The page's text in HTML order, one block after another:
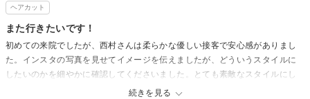
わざわざ口コミを書いて頂ける事が
とても励みになります。ありがとうございます！
またお待ちしております。
ヘアカット
また行きたいです！
続きを見る
初めての来院でしたが、西村さんは柔らかな優しい接客で安心感がありまし
た。インスタの写真を見せてイメージを伝えましたが、どういうスタイルに
したいのかを細やかに確認してくださいました。とても素敵なスタイルにし
ていただき、ありがとうございます！また機会がありましたら宜しくお願い